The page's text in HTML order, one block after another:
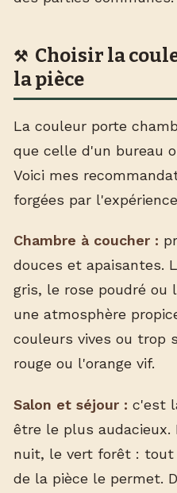
Choisir la
la pièce
La couleur porte
que celle d'un bureau
Voici mes
forgées par
Chambre à coucher :
douces et apaisantes.
gris, le rose poudré ou
une atmosphère
couleurs vives ou trop
rouge ou l'orange vif.
Salon et séjour : c'est
être le plus
nuit, le vert forêt :
de la pièce le permet.